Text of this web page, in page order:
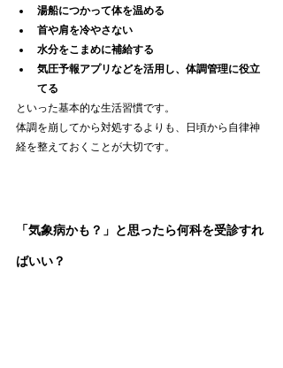
湯船につかって体を温める
首や肩を冷やさない
水分をこまめに補給する
気圧予報アプリなどを活用し、体調管理に役立
てる
といった基本的な生活習慣です。
体調を崩してから対処するよりも、日頃から自律神
経を整えておくことが大切です。
「気象病かも？」と思ったら何科を受診すれ
ばいい？